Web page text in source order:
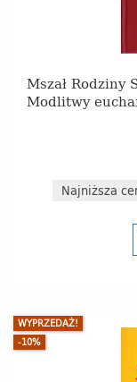
Mszał Rodziny
Modlitwy
Najniższa
WYPRZEDAŻ!
-10%